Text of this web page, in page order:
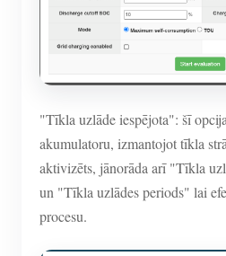
"Tīkla uzlāde iespējota": šī
akumulatoru, izmantojot tīkla
aktivizēts, jānorāda arī "Tīkla
un "Tīkla uzlādes periods" lai
procesu.